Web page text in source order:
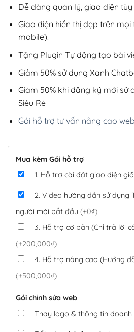
Dễ dàng quản lý, giao diện tùy
Giao diện hiển thị đẹp trên mọi
mobile).
Tặng Plugin Tự động tạo bài
Giảm 50% sử dụng Xanh
Giảm 50% khi đăng ký mới sử
Siêu Rẻ
Gói hỗ trợ tư vấn nâng cao
Mua kèm Gói hỗ trợ
1. Hỗ trợ cài đặt giao diện
2. Video hướng dẫn sử dụng
người mới bắt đầu (+0₫)
3. Hỗ trợ cơ bản (Chỉ trả lời
(+200,000₫)
4. Hỗ trợ nâng cao (Hướng
(+500,000₫)
Gói chỉnh sửa web
Thay logo & thông tin doanh